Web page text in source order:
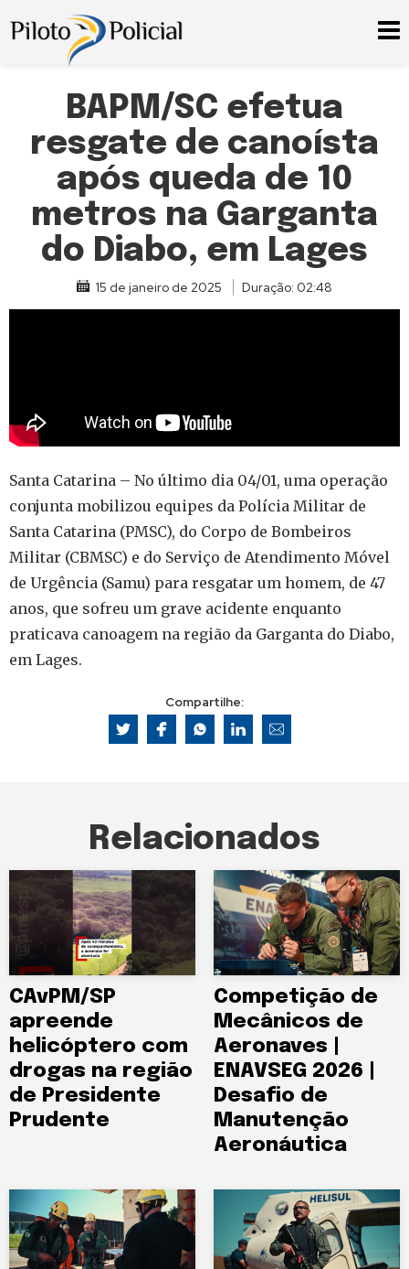
BAPM/SC efetua
resgate de canoísta
após queda de 10
metros na Garganta
do Diabo, em Lages
15 de janeiro de 2025 Duração: 02:48
Santa Catarina – No último dia 04/01, uma operação
conjunta mobilizou equipes da Polícia Militar de
Santa Catarina (PMSC), do Corpo de Bombeiros
Militar (CBMSC) e do Serviço de Atendimento Móvel
de Urgência (Samu) para resgatar um homem, de 47
anos, que sofreu um grave acidente enquanto
praticava canoagem na região da Garganta do Diabo,
em Lages.
Compartilhe:
Relacionados
CAvPM/SP
apreende
helicóptero com
drogas na região
de Presidente
Prudente
Competição de
Mecânicos de
Aeronaves |
ENAVSEG 2026 |
Desafio de
Manutenção
Aeronáutica